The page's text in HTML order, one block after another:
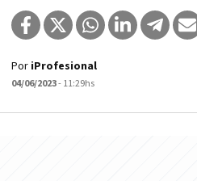
Por iProfesional
04/06/2023- 11:29hs